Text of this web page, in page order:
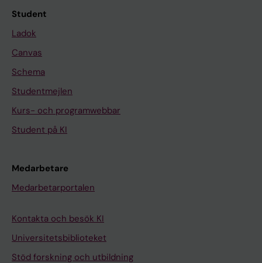
Student
Ladok
Canvas
Schema
Studentmejlen
Kurs- och programwebbar
Student på KI
Medarbetare
Medarbetarportalen
Kontakta och besök KI
Universitetsbiblioteket
Stöd forskning och utbildning